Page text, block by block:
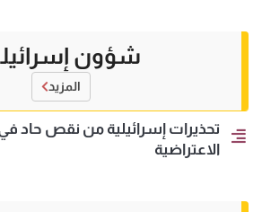
شؤون
المزيد
تحذيرات إسرائيلية من نقص حاد
الاعتراضية